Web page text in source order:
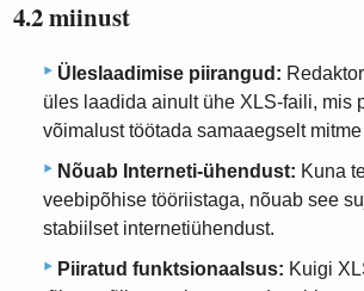
4.2 miinust
Üleslaadimise piirangud:
üles laadida ainult ühe XLS-faili, mis
võimalust töötada samaaegselt
Nõuab Interneti-ühendust: Kuna
veebipõhise tööriistaga, nõuab see
stabiilset internetiühendust.
Piiratud funktsionaalsus: Kuigi